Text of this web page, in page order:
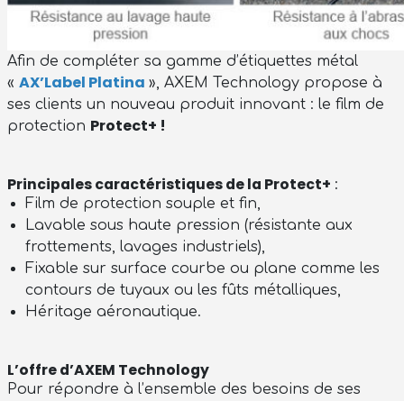
Afin de compléter sa gamme d’étiquettes métal
« AX’Label Platina », AXEM Technology propose à
ses clients un nouveau produit innovant : le film de
protection Protect+ !
Principales caractéristiques de la Protect+ :
Film de protection souple et fin,
Lavable sous haute pression (résistante aux
frottements, lavages industriels),
Fixable sur surface courbe ou plane comme les
contours de tuyaux ou les fûts métalliques,
Héritage aéronautique.
L’offre d’AXEM Technology
Pour répondre à l’ensemble des besoins de ses